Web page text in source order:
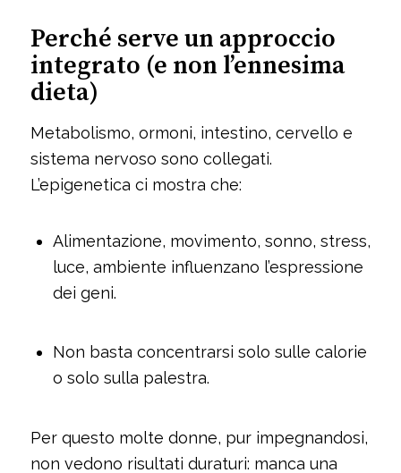
Perché serve un approccio
integrato (e non l’ennesima
dieta)
Metabolismo, ormoni, intestino, cervello e
sistema nervoso sono collegati.
L’epigenetica ci mostra che:
Alimentazione, movimento, sonno, stress,
luce, ambiente influenzano l’espressione
dei geni.
Non basta concentrarsi solo sulle calorie
o solo sulla palestra.
Per questo molte donne, pur impegnandosi,
non vedono risultati duraturi: manca una